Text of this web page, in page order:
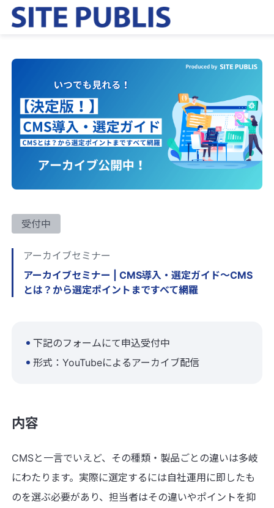
受付中
アーカイブセミナー
アーカイブセミナー | CMS導入・選定ガイド～CMS
とは？から選定ポイントまですべて網羅
下記のフォームにて申込受付中
形式：YouTubeによるアーカイブ配信
内容
CMSと一言でいえど、その種類・製品ごとの違いは多岐
にわたります。実際に選定するには自社運用に即したも
のを選ぶ必要があり、担当者はその違いやポイントを抑